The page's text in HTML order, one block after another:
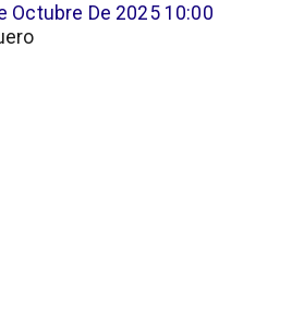
Octubre De 2025 10:00